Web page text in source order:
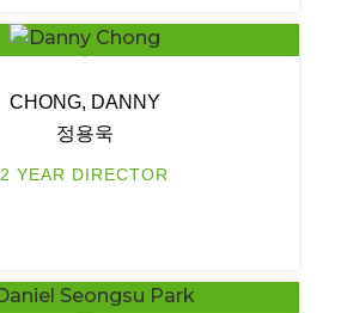
CHONG, DANNY
정용욱
2 YEAR DIRECTOR